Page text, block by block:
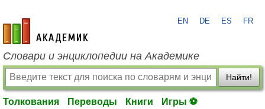
academic.ru
EN DE ES FR
Словари и энциклопедии на Академике
Найти!
Толкования Переводы Книги Игры ⚽